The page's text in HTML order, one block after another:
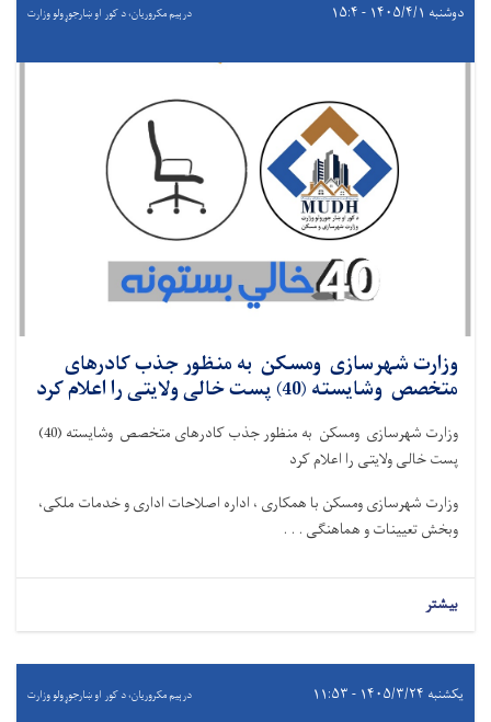
دوشنبه ۱۴۰۵/۴/۱ - ۱۵:۴ درېيم مکروریان، د کور او ښارجوړولو وزارت
وزارت شهرسازی ومسکن به منظور جذب کادرهای
متخصص وشایسته (40) پست خالی ولایتی را اعلام کرد
وزارت شهرسازی ومسکن به منظور جذب کادرهای متخصص وشایسته (40)
پست خالی ولایتی را اعلام کرد
وزارت شهرسازی ومسکن با همکاری ، اداره اصلاحات اداری و خدمات ملکی،
وبخش تعیینات و هماهنگی . . .
بیشتر
یکشنبه ۱۴۰۵/۳/۲۴ - ۱۱:۵۳ درېيم مکروریان، د کور او ښارجوړولو وزارت